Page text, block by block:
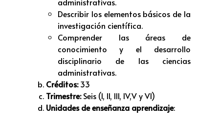
Describir los elementos básicos de la
investigación científica.
Comprender las áreas de
conocimiento y el desarrollo
disciplinario de las ciencias
administrativas.
Créditos:33
Trimestre:Seis (I, II, III, IV,V y VI)
Unidades de enseñanza aprendizaje: